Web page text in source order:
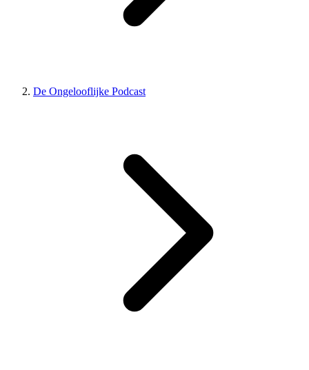
De Ongelooflijke Podcast